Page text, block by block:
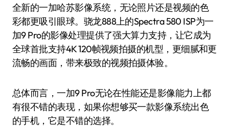
全新的一加哈苏影像系统，无论照片还是视频的色
彩都更吸引眼球。骁龙888上的Spectra 580 ISP为一
加9 Pro的影像处理提供了强大算力支持，让它成为
全球首批支持4K 120帧视频拍摄的机型，更细腻和更
流畅的画面，带来极致的视频拍摄体验。
总体而言，一加9 Pro无论在性能还是影像能力上都
有很不错的表现，如果你想够买一款影像系统出色
的手机，它是不错的选择。